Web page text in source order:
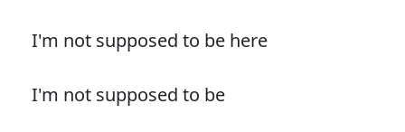
I'm not supposed to be here
I'm not supposed to be